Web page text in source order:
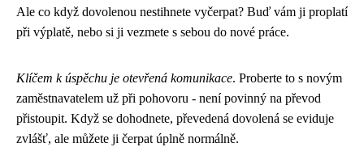
Ale co když dovolenou nestihnete vyčerpat? Buď vám ji proplatí
při výplatě, nebo si ji vezmete s sebou do nové práce.
Klíčem k úspěchu je otevřená komunikace. Proberte to s novým
zaměstnavatelem už při pohovoru - není povinný na převod
přistoupit. Když se dohodnete, převedená dovolená se eviduje
zvlášť, ale můžete ji čerpat úplně normálně.